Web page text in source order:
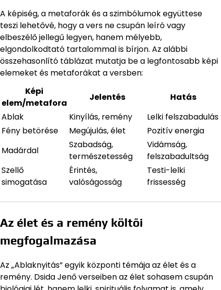
A képiség, a metaforák és a szimbólumok együttese
teszi lehetővé, hogy a vers ne csupán leíró vagy
elbeszélő jellegű legyen, hanem mélyebb,
elgondolkodtató tartalommal is bírjon. Az alábbi
összehasonlító táblázat mutatja be a legfontosabb képi
elemeket és metaforákat a versben:
Képi
elem/metafora
Jelentés
Hatás
Ablak
Kinyílás, remény
Lelki felszabadulás
Fény betörése
Megújulás, élet
Pozitív energia
Madárdal
Szabadság,
természetesség
Vidámság,
felszabadultság
Szellő
simogatása
Érintés,
valóságosság
Testi-lelki
frissesség
Az élet és a remény költői
megfogalmazása
Az „Ablaknyitás” egyik központi témája az élet és a
remény. Dsida Jenő verseiben az élet sohasem csupán